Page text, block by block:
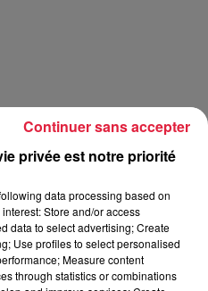
privée est notre priorité
data processing based on
Store and/or access
data to select advertising; Create
Use profiles to select personalised
Measure content
through statistics or combinations
Continuer sans accepter